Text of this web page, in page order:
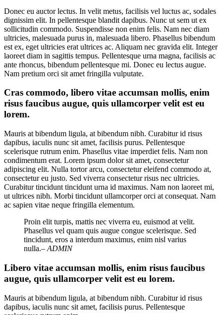
Donec eu auctor lectus. In velit metus, facilisis vel luctus ac, sodales
dignissim elit. In pellentesque blandit dapibus. Nunc ut sem ut ex
sollicitudin commodo. Suspendisse non enim felis. Nam nec diam
ultricies, malesuada purus in, malesuada libero. Phasellus bibendum
est ex, eget ultricies erat ultrices ac. Aliquam nec gravida elit. Integer
laoreet diam in sagittis tempus. Pellentesque urna magna, facilisis ac
ante rhoncus, bibendum pellentesque mi. Donec eu lectus augue.
Nam pretium orci sit amet fringilla vulputate.
Cras commodo, libero vitae accumsan mollis, enim
risus faucibus augue, quis ullamcorper velit est eu
lorem.
Mauris at bibendum ligula, at bibendum nibh. Curabitur id risus
dapibus, iaculis nunc sit amet, facilisis purus. Pellentesque
scelerisque rutrum enim. Phasellus vitae imperdiet felis. Nam non
condimentum erat. Lorem ipsum dolor sit amet, consectetur
adipiscing elit. Nulla tortor arcu, consectetur eleifend commodo at,
consectetur eu justo. Sed viverra consectetur risus nec ultricies.
Curabitur tincidunt tincidunt urna id maximus. Nam non laoreet mi,
ut ultrices nibh. Morbi tincidunt ullamcorper orci at consequat. Nam
ac sapien vitae neque fringilla elementum.
Proin elit turpis, mattis nec viverra eu, euismod at velit.
Phasellus vel quam quis augue congue scelerisque. Sed
tincidunt, eros a interdum maximus, enim nisl varius
nulla.– ADMIN
Libero vitae accumsan mollis, enim risus faucibus
augue, quis ullamcorper velit est eu lorem.
Mauris at bibendum ligula, at bibendum nibh. Curabitur id risus
dapibus, iaculis nunc sit amet, facilisis purus. Pellentesque